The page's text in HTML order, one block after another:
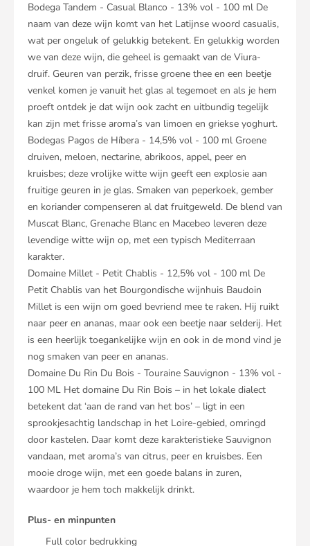
Bodega Tandem - Casual Blanco - 13% vol - 100 ml De
naam van deze wijn komt van het Latijnse woord casualis,
wat per ongeluk of gelukkig betekent. En gelukkig worden
we van deze wijn, die geheel is gemaakt van de Viura-
druif. Geuren van perzik, frisse groene thee en een beetje
venkel komen je vanuit het glas al tegemoet en als je hem
proeft ontdek je dat wijn ook zacht en uitbundig tegelijk
kan zijn met frisse aroma’s van limoen en griekse yoghurt.
Bodegas Pagos de Híbera - 14,5% vol - 100 ml Groene
druiven, meloen, nectarine, abrikoos, appel, peer en
kruisbes; deze vrolijke witte wijn geeft een explosie aan
fruitige geuren in je glas. Smaken van peperkoek, gember
en koriander compenseren al dat fruitgeweld. De blend van
Muscat Blanc, Grenache Blanc en Macebeo leveren deze
levendige witte wijn op, met een typisch Mediterraan
karakter.
Domaine Millet - Petit Chablis - 12,5% vol - 100 ml De
Petit Chablis van het Bourgondische wijnhuis Baudoin
Millet is een wijn om goed bevriend mee te raken. Hij ruikt
naar peer en ananas, maar ook een beetje naar selderij. Het
is een heerlijk toegankelijke wijn en ook in de mond vind je
nog smaken van peer en ananas.
Domaine Du Rin Du Bois - Touraine Sauvignon - 13% vol -
100 ML Het domaine Du Rin Bois – in het lokale dialect
betekent dat ‘aan de rand van het bos’ – ligt in een
sprookjesachtig landschap in het Loire-gebied, omringd
door kastelen. Daar komt deze karakteristieke Sauvignon
vandaan, met aroma’s van citrus, peer en kruisbes. Een
mooie droge wijn, met een goede balans in zuren,
waardoor je hem toch makkelijk drinkt.
Plus- en minpunten
Full color bedrukking